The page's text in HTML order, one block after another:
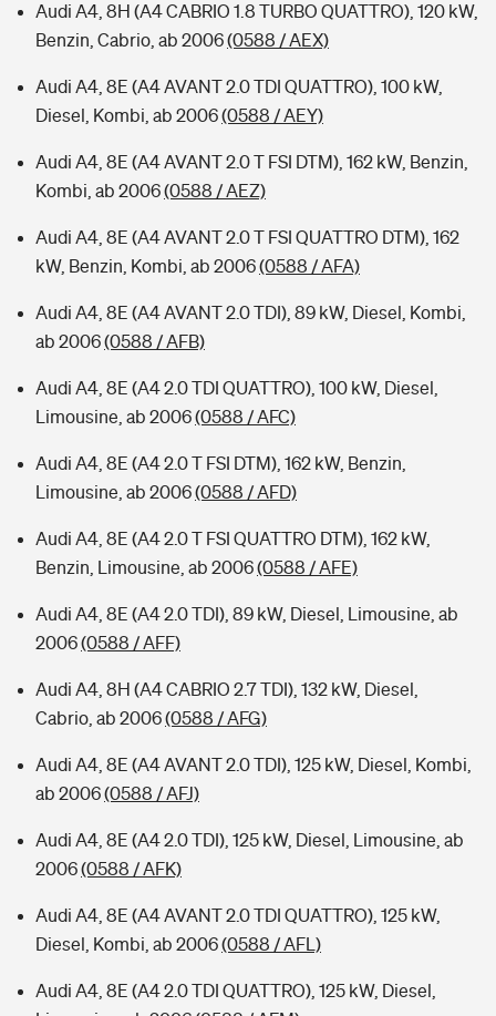
Audi A4, 8H (A4 CABRIO 1.8 TURBO QUATTRO), 120 kW,
Benzin, Cabrio, ab 2006(0588 / AEX)
Audi A4, 8E (A4 AVANT 2.0 TDI QUATTRO), 100 kW,
Diesel, Kombi, ab 2006(0588 / AEY)
Audi A4, 8E (A4 AVANT 2.0 T FSI DTM), 162 kW, Benzin,
Kombi, ab 2006(0588 / AEZ)
Audi A4, 8E (A4 AVANT 2.0 T FSI QUATTRO DTM), 162
kW, Benzin, Kombi, ab 2006(0588 / AFA)
Audi A4, 8E (A4 AVANT 2.0 TDI), 89 kW, Diesel, Kombi,
ab 2006(0588 / AFB)
Audi A4, 8E (A4 2.0 TDI QUATTRO), 100 kW, Diesel,
Limousine, ab 2006(0588 / AFC)
Audi A4, 8E (A4 2.0 T FSI DTM), 162 kW, Benzin,
Limousine, ab 2006(0588 / AFD)
Audi A4, 8E (A4 2.0 T FSI QUATTRO DTM), 162 kW,
Benzin, Limousine, ab 2006(0588 / AFE)
Audi A4, 8E (A4 2.0 TDI), 89 kW, Diesel, Limousine, ab
2006(0588 / AFF)
Audi A4, 8H (A4 CABRIO 2.7 TDI), 132 kW, Diesel,
Cabrio, ab 2006(0588 / AFG)
Audi A4, 8E (A4 AVANT 2.0 TDI), 125 kW, Diesel, Kombi,
ab 2006(0588 / AFJ)
Audi A4, 8E (A4 2.0 TDI), 125 kW, Diesel, Limousine, ab
2006(0588 / AFK)
Audi A4, 8E (A4 AVANT 2.0 TDI QUATTRO), 125 kW,
Diesel, Kombi, ab 2006(0588 / AFL)
Audi A4, 8E (A4 2.0 TDI QUATTRO), 125 kW, Diesel,